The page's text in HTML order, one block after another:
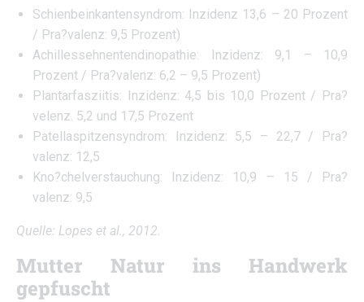
Schienbeinkantensyndrom: Inzidenz 13,6 – 20 Prozent
/ Pra?valenz: 9,5 Prozent)
Achillessehnentendinopathie: Inzidenz: 9,1 – 10,9
Prozent / Pra?valenz: 6,2 – 9,5 Prozent)
Plantarfasziitis: Inzidenz: 4,5 bis 10,0 Prozent / Pra?
velenz. 5,2 und 17,5 Prozent
Patellaspitzensyndrom: Inzidenz: 5,5 – 22,7 / Pra?
valenz: 12,5
Kno?chelverstauchung: Inzidenz: 10,9 – 15 / Pra?
valenz: 9,5
Quelle: Lopes et al., 2012.
Mutter Natur ins Handwerk
gepfuscht